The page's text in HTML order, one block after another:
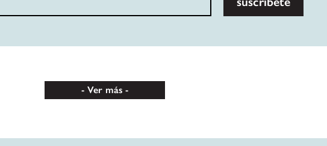
Ver más